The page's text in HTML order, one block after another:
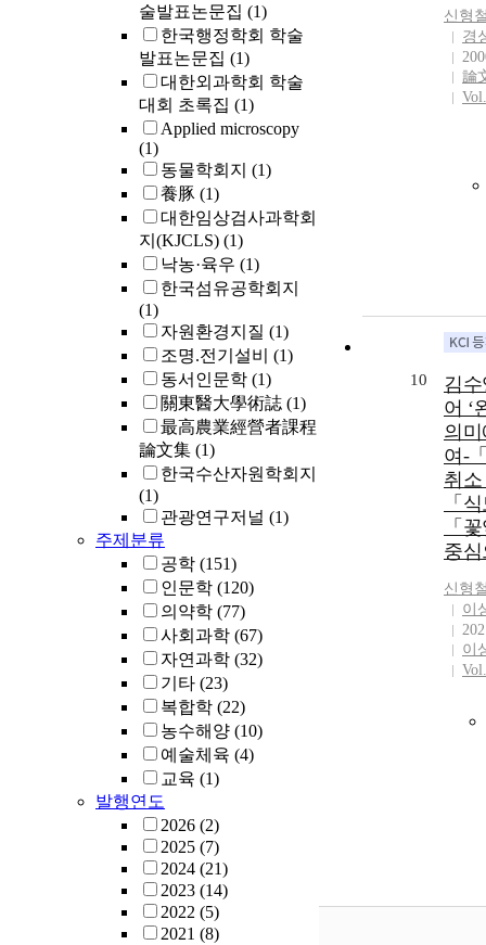
술발표논문집 (1)
한국행정학회 학술
발표논문집 (1)
대한외과학회 학술
대회 초록집 (1)
Applied microscopy
(1)
동물학회지 (1)
養豚 (1)
대한임상검사과학회
지(KJCLS) (1)
낙농·육우 (1)
한국섬유공학회지
(1)
자원환경지질 (1)
조명.전기설비 (1)
동서인문학 (1)
關東醫大學術誌 (1)
最高農業經營者課程
論文集 (1)
한국수산자원학회지
(1)
관광연구저널 (1)
주제분류
공학 (151)
인문학 (120)
의약학 (77)
사회과학 (67)
자연과학 (32)
기타 (23)
복합학 (22)
농수해양 (10)
예술체육 (4)
교육 (1)
발행연도
2026 (2)
2025 (7)
2024 (21)
2023 (14)
2022 (5)
2021 (8)
신형
경
論
10
김
어 ‘
의
여-
취소
「
「
중
신형
이
이